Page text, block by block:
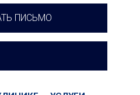
ПИСЬМО